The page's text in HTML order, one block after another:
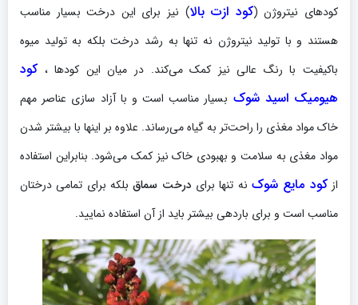
کودهای نیتروژن (کود ازت بالا) نیز برای این درخت بسیار مناسب
هستند و با تولید نیتروژن نه تنها به رشد درخت بلکه به تولید میوه
باکیفیت با رنگ عالی نیز کمک می‌کند. در میان این کودها ، کود
هیومیک اسید شوک بسیار مناسب است و با آزاد سازی عناصر مهم
خاک مواد مغذی را راحت‌تر به گیاه می‌رساند. علاوه بر اینها با بیشتر شدن
مواد مغذی به سلامت و بهبودی خاک نیز کمک می‌شود. بنابراین استفاده
ازکود مایع شوکنه تنها برای درخت سماقبلکه برای تمامی درختان
مناسب است و برای باردهی بیشتر باید از آن استفاده نمایید.